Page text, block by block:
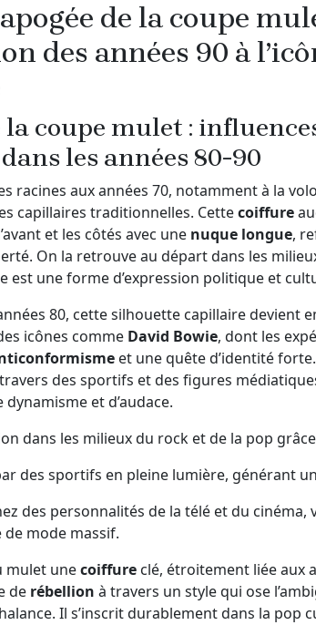
de la coupe
des années 90 à
la coupe mulet :
les années 80-90
racines aux années 70, notamment à la
capillaires traditionnelles. Cettecoiffure
et les côtés avec une nuque longue,
On la retrouve au départ dans les
est une forme d’expression politique et
80, cette silhouette capillaire devient
icônes comme David Bowie, dont les
et une quête d’identité
des sportifs et des figures
et d’audace.
dans les milieux du rock et de la pop
des sportifs en pleine lumière, générant
des personnalités de la télé et du cinéma,
mode massif.
mulet unecoiffure clé, étroitement liée aux
de rébellion à travers un style qui ose
Il s’inscrit durablement dans la pop